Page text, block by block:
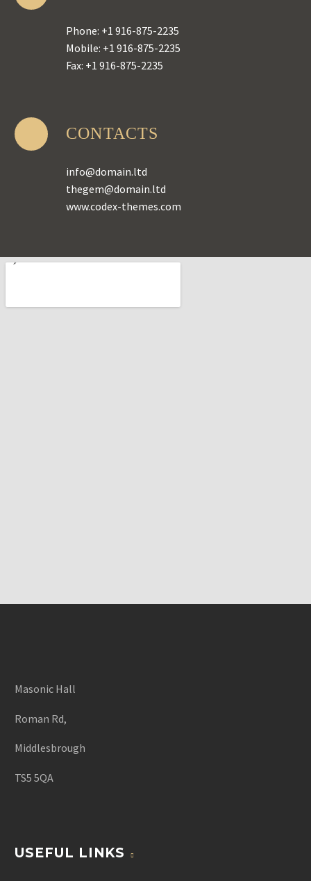
Phone: +1 916-875-2235
Mobile: +1 916-875-2235
Fax: +1 916-875-2235
CONTACTS
info@domain.ltd
thegem@domain.ltd
www.codex-themes.com
Masonic Hall
Roman Rd,
Middlesbrough
TS5 5QA
USEFUL LINKS